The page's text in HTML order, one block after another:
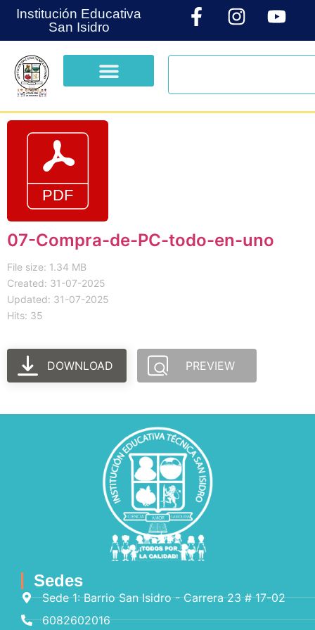
Institución Educativa
San Isidro
07-Compra-de-PC-todo-en-uno
File size: 1.34 MB
Created: 31-07-2025
Updated: 31-07-2025
Hits: 35
DOWNLOAD PREVIEW
Sedes
Sede 1: Barrio San Isidro - Carrera 23 # 17-02
6082602016